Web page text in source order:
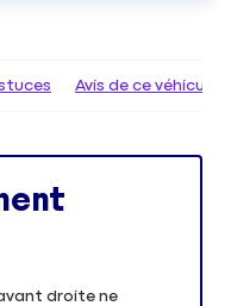
Avis de ce véhicule
droite ne